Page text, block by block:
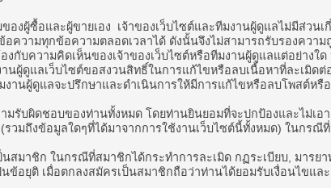
ผู้ซื้อและผู้ขายเอง เจ้าของเว็บไซต์และทีมงานผู้ดูแลไม่มีส่วนเ
ความทุกข้อความตลอดเวลาได้ ดังนั้นจึงไม่สามารถรับรองคว
กับความคิดเห็นของเจ้าของเว็บไซต์หรือทีมงานผู้ดูแลแต่อย่าง
นผู้ดูแลเว็บไซต์ขอสงวนสิทธิ์ในการแก้ไขหรือลบเนื้อหาที่ละเมิด
งานผู้ดูแลจะปรึกษาและดำเนินการให้มีการแก้ไขหรือลบโพสต์
บผิดชอบของท่านทั้งหมด โดยท่านยินยอมที่จะปกป้องและไม่เอ
มถึงข้อมูลใดๆที่ได้มาจากการใช้งานเว็บไซต์นี้ทั้งหมด) ในกรณีที่
มาชิก ในกรณีที่สมาชิกได้กระทำการละเมิด กฏระเบียบ, มารย
ข้อยุติ เมื่อตกลงสมัครเป็นสมาชิกถือว่าท่านได้ยอมรับเงื่อนไขแล